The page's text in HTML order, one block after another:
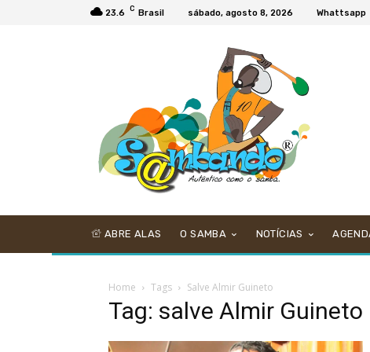
23.6 C Brasil sábado, agosto 8, 2026 Whattsapp
ABRE ALAS O SAMBA NOTÍCIAS
Home Tags Salve Almir Guineto
Tag: salve Almir Guineto